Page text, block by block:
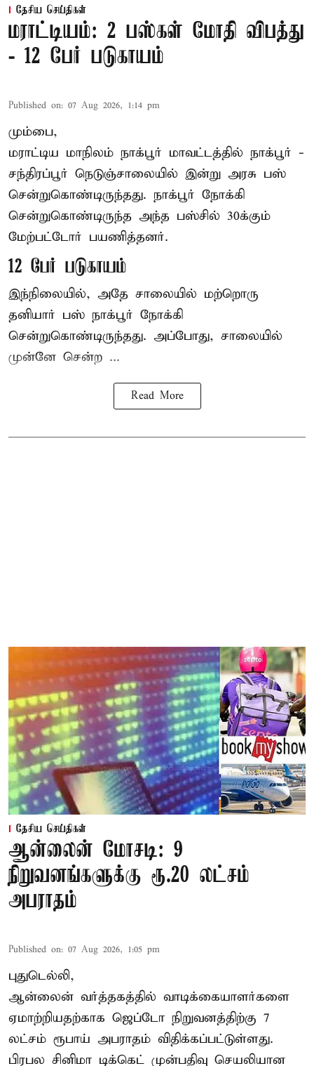
தேசிய செய்திகள்
மராட்டியம்: 2 பஸ்கள் மோதி விபத்து
- 12 பேர் படுகாயம்
Published on: 07 Aug 2026, 1:14 pm
மும்பை,
மராட்டிய மாநிலம் நாக்பூர் மாவட்டத்தில் நாக்பூர் -
சந்திரப்பூர் நெடுஞ்சாலையில் இன்று அரசு பஸ்
சென்றுகொண்டிருந்தது. நாக்பூர் நோக்கி
சென்றுகொண்டிருந்த அந்த பஸ்சில் 30க்கும்
மேற்பட்டோர் பயணித்தனர்.
12 பேர் படுகாயம்
இந்நிலையில், அதே சாலையில் மற்றொரு
தனியார் பஸ் நாக்பூர் நோக்கி
சென்றுகொண்டிருந்தது. அப்போது, சாலையில்
முன்னே சென்ற ...
Read More
தேசிய செய்திகள்
ஆன்லைன் மோசடி: 9
நிறுவனங்களுக்கு ரூ.20 லட்சம்
அபராதம்
Published on: 07 Aug 2026, 1:05 pm
புதுடெல்லி,
ஆன்லைன் வர்த்தகத்தில் வாடிக்கையாளர்களை
ஏமாற்றியதற்காக ஜெப்டோ நிறுவனத்திற்கு 7
லட்சம் ரூபாய் அபராதம் விதிக்கப்பட்டுள்ளது.
பிரபல சினிமா டிக்கெட் முன்பதிவு செயலியான